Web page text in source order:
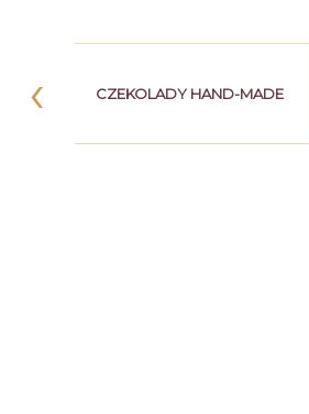
‹ CZEKOLADY HAND-MADE